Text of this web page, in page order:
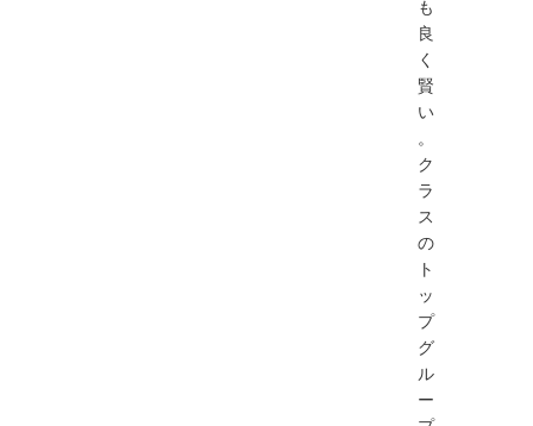
も
良
く
賢
い
。
ク
ラ
ス
の
ト
ッ
プ
グ
ル
ー